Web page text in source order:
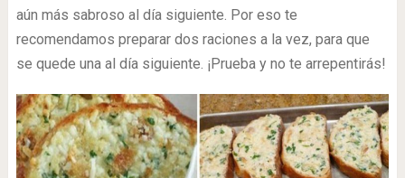
aún más sabroso al día siguiente. Por eso te
recomendamos preparar dos raciones a la vez, para que
se quede una al día siguiente. ¡Prueba y no te arrepentirás!